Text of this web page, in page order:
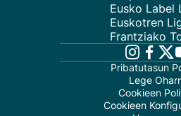
Eusko Label
Euskotren
Frantziako
Pribatutasun
Lege
Cookieen
Cookieen